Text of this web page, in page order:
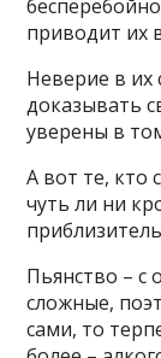
приводит их
Неверие в их
доказывать
уверены в
А вот те, кто
чуть ли ни
Пьянство – с
сложные,
сами, то